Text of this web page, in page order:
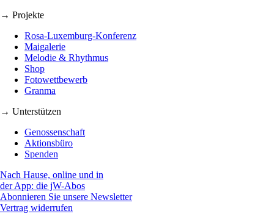
→ Projekte
Rosa-Luxemburg-Konferenz
Maigalerie
Melodie & Rhythmus
Shop
Fotowettbewerb
Granma
→ Unterstützen
Genossenschaft
Aktionsbüro
Spenden
Nach Hause, online und in
der App: die jW-Abos
Abonnieren Sie unsere Newsletter
Vertrag widerrufen